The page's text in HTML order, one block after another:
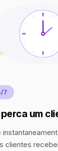
7
um
clientes